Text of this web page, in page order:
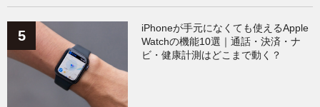
iPhoneが手元になくても使えるApple
Watchの機能10選｜通話・決済・ナ
ビ・健康計測はどこまで動く？